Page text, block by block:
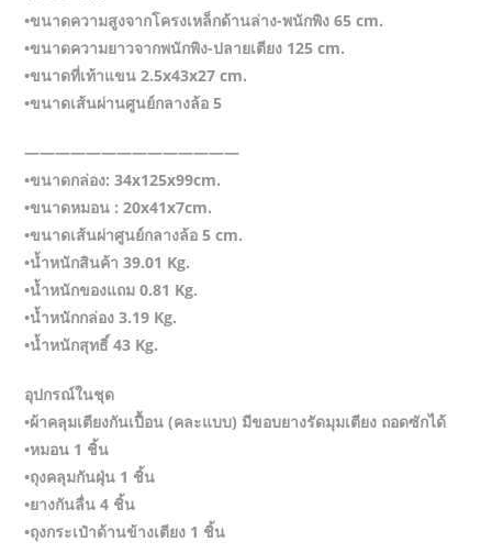
•ขนาดความสูงจากโครงเหล็กด้านล่าง-พนักพิง 65 cm.
•ขนาดความยาวจากพนักพิง-ปลายเตียง 125 cm.
•ขนาดที่เท้าแขน 2.5x43x27 cm.
•ขนาดเส้นผ่านศูนย์กลางล้อ 5
——————————————
•ขนาดกล่อง: 34x125x99cm.
•ขนาดหมอน : 20x41x7cm.
•ขนาดเส้นผ่าศูนย์กลางล้อ 5 cm.
•น้ำหนักสินค้า 39.01 Kg.
•น้ำหนักของแถม 0.81 Kg.
•น้ำหนักกล่อง 3.19 Kg.
•น้ำหนักสุทธิ์ 43 Kg.
อุปกรณ์ในชุด
•ผ้าคลุมเตียงกันเปื้อน (คละแบบ) มีขอบยางรัดมุมเตียง ถอดซักได้
•หมอน 1 ชิ้น
•ถุงคลุมกันฝุ่น 1 ชิ้น
•ยางกันลื่น 4 ชิ้น
•ถุงกระเป๋าด้านข้างเตียง 1 ชิ้น